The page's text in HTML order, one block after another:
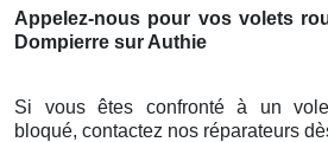
Appelez-nous pour vos volets
Dompierre sur Authie
Si vous êtes confronté à un
bloqué, contactez nos réparateurs